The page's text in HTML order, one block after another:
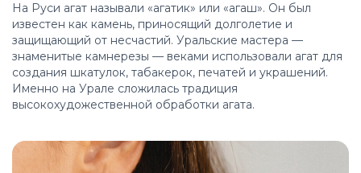
На Руси агат называли «агатик» или «агаш». Он был
известен как камень, приносящий долголетие и
защищающий от несчастий. Уральские мастера —
знаменитые камнерезы — веками использовали агат для
создания шкатулок, табакерок, печатей и украшений.
Именно на Урале сложилась традиция
высокохудожественной обработки агата.